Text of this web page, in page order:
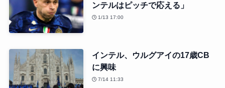
ンテルはピッチで応える」
1/13 17:00
インテル、ウルグアイの17歳CB
に興味
7/14 11:33